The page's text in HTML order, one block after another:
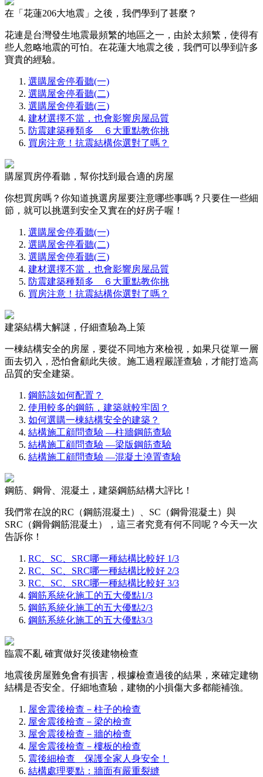
在「花蓮206大地震」之後，我們學到了甚麼？
花連是台灣發生地震最頻繁的地區之一，由於太頻繁，使得有
些人忽略地震的可怕。在花蓮大地震之後，我們可以學到許多
寶貴的經驗。
選購屋舍停看聽(一)
選購屋舍停看聽(二)
選購屋舍停看聽(三)
建材選擇不當，也會影響房屋品質
防震建築種類多 ６大重點教你挑
買房注意！抗震結構你選對了嗎？
購屋買房停看聽，幫你找到最合適的房屋
你想買房嗎？你知道挑選房屋要注意哪些事嗎？只要住一些細
節，就可以挑選到安全又實在的好房子喔！
選購屋舍停看聽(一)
選購屋舍停看聽(二)
選購屋舍停看聽(三)
建材選擇不當，也會影響房屋品質
防震建築種類多 ６大重點教你挑
買房注意！抗震結構你選對了嗎？
建築結構大解謎，仔細查驗為上策
一棟結構安全的房屋，要從不同地方來檢視，如果只從單一層
面去切入，恐怕會顧此失彼。施工過程嚴謹查驗，才能打造高
品質的安全建築。
鋼筋該如何配置？
使用較多的鋼筋，建築就較牢固？
如何選購一棟結構安全的建築？
結構施工顧問查驗 —柱牆鋼筋查驗
結構施工顧問查驗 —梁版鋼筋查驗
結構施工顧問查驗 —混凝土澆置查驗
鋼筋、鋼骨、混凝土，建築鋼筋結構大評比！
我們常在說的RC（鋼筋混凝土）、SC（鋼骨混凝土）與
SRC（鋼骨鋼筋混凝土），這三者究竟有何不同呢？今天一次
告訴你！
RC、SC、SRC哪一種結構比較好 1/3
RC、SC、SRC哪一種結構比較好 2/3
RC、SC、SRC哪一種結構比較好 3/3
鋼筋系統化施工的五大優點1/3
鋼筋系統化施工的五大優點2/3
鋼筋系統化施工的五大優點3/3
臨震不亂 確實做好災後建物檢查
地震後房屋難免會有損害，根據檢查過後的結果，來確定建物
結構是否安全。仔細地查驗，建物的小損傷大多都能補強。
屋舍震後檢查－柱子的檢查
屋舍震後檢查－梁的檢查
屋舍震後檢查－牆的檢查
屋舍震後檢查－樓板的檢查
震後細檢查 保護全家人身安全！
結構處理要點：牆面有嚴重裂縫